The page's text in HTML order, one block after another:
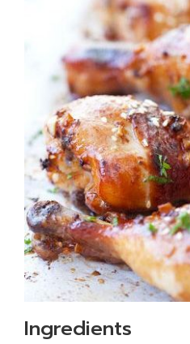
Ingredients